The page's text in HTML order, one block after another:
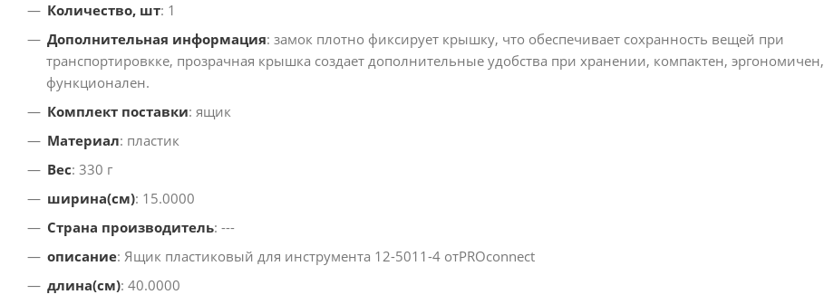
Количество, шт: 1
Дополнительная информация: замок плотно фиксирует крышку, что обеспечивает сохранность вещей при
транспортировкке, прозрачная крышка создает дополнительные удобства при хранении, компактен, эргономичен,
функционален.
Комплект поставки: ящик
Материал: пластик
Вес: 330 г
ширина(см): 15.0000
Страна производитель: ---
описание: Ящик пластиковый для инструмента 12-5011-4 отPROconnect
длина(см): 40.0000